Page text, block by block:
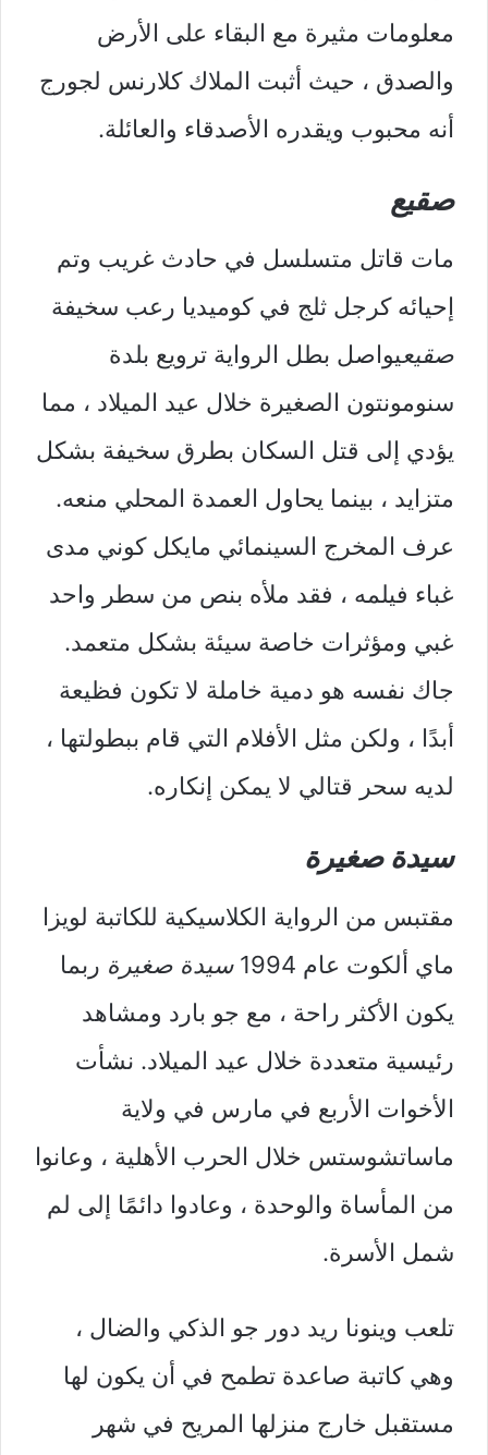
معلومات مثيرة مع البقاء على الأرض
والصدق ، حيث أثبت الملاك كلارنس لجورج
أنه محبوب ويقدره الأصدقاء والعائلة.
صقيع
مات قاتل متسلسل في حادث غريب وتم
إحيائه كرجل ثلج في كوميديا ​​رعب سخيفة
صقيعيواصل بطل الرواية ترويع بلدة
سنومونتون الصغيرة خلال عيد الميلاد ، مما
يؤدي إلى قتل السكان بطرق سخيفة بشكل
متزايد ، بينما يحاول العمدة المحلي منعه.
عرف المخرج السينمائي مايكل كوني مدى
غباء فيلمه ، فقد ملأه بنص من سطر واحد
غبي ومؤثرات خاصة سيئة بشكل متعمد.
جاك نفسه هو دمية خاملة لا تكون فظيعة
أبدًا ، ولكن مثل الأفلام التي قام ببطولتها ،
لديه سحر قتالي لا يمكن إنكاره.
سيدة صغيرة
مقتبس من الرواية الكلاسيكية للكاتبة لويزا
ماي ألكوت عام 1994
سيدة صغيرة ربما
يكون الأكثر راحة ، مع جو بارد ومشاهد
رئيسية متعددة خلال عيد الميلاد. نشأت
الأخوات الأربع في مارس في ولاية
ماساتشوستس خلال الحرب الأهلية ، وعانوا
من المأساة والوحدة ، وعادوا دائمًا إلى لم
شمل الأسرة.
تلعب وينونا ريد دور جو الذكي والضال ،
وهي كاتبة صاعدة تطمح في أن يكون لها
مستقبل خارج منزلها المريح في شهر